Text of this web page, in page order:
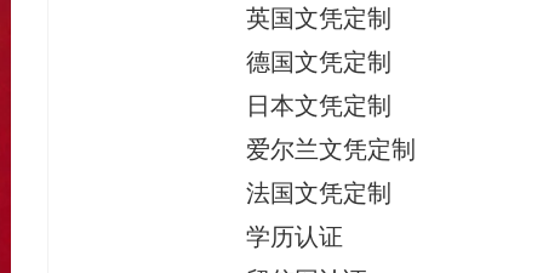
英国文凭定制
德国文凭定制
日本文凭定制
爱尔兰文凭定制
法国文凭定制
学历认证